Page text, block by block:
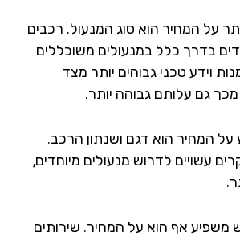
המחיר הוא סוג המנעול. רכבים
כלל במנעולים משוכללים
טכני גבוהים יותר מצד
עלותם גבוהה יותר.
הוא דגם ושנתון הרכב.
לדרוש מנעולים מיוחדים,
אף הוא על המחיר. שירותים